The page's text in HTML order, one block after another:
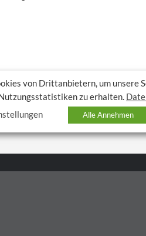
von Drittanbietern, um unsere
zu erhalten.
Alle Annehmen